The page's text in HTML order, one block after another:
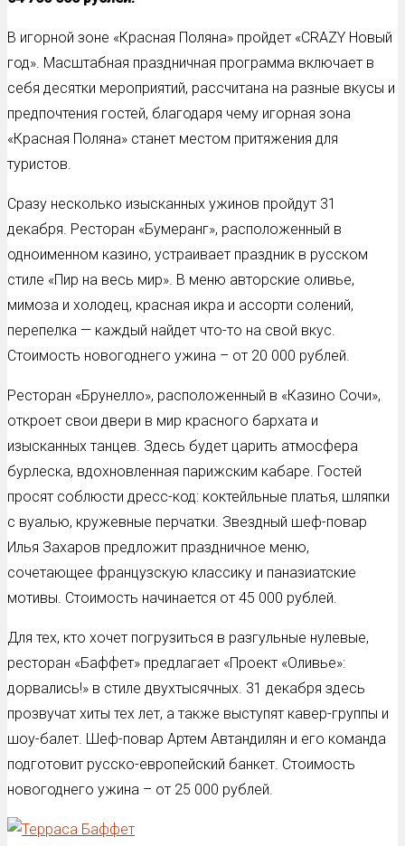
В игорной зоне «Красная Поляна» пройдет «CRAZY Новый
год». Масштабная праздничная программа включает в
себя десятки мероприятий, рассчитана на разные вкусы и
предпочтения гостей, благодаря чему игорная зона
«Красная Поляна» станет местом притяжения для
туристов.
Сразу несколько изысканных ужинов пройдут 31
декабря. Ресторан «Бумеранг», расположенный в
одноименном казино, устраивает праздник в русском
стиле «Пир на весь мир». В меню авторские оливье,
мимоза и холодец, красная икра и ассорти солений,
перепелка — каждый найдет что-то на свой вкус.
Стоимость новогоднего ужина – от 20 000 рублей.
Ресторан «Брунелло», расположенный в «Казино Сочи»,
откроет свои двери в мир красного бархата и
изысканных танцев. Здесь будет царить атмосфера
бурлеска, вдохновленная парижским кабаре. Гостей
просят соблюсти дресс-код: коктейльные платья, шляпки
с вуалью, кружевные перчатки. Звездный шеф-повар
Илья Захаров предложит праздничное меню,
сочетающее французскую классику и паназиатские
мотивы. Стоимость начинается от 45 000 рублей.
Для тех, кто хочет погрузиться в разгульные нулевые,
ресторан «Баффет» предлагает «Проект «Оливье»:
дорвались!» в стиле двухтысячных. 31 декабря здесь
прозвучат хиты тех лет, а также выступят кавер-группы и
шоу-балет. Шеф-повар Артем Автандилян и его команда
подготовит русско-европейский банкет. Стоимость
новогоднего ужина – от 25 000 рублей.